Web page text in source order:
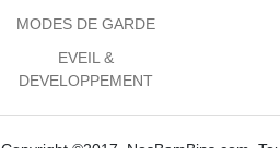
MODES DE GARDE
EVEIL &
DEVELOPPEMENT